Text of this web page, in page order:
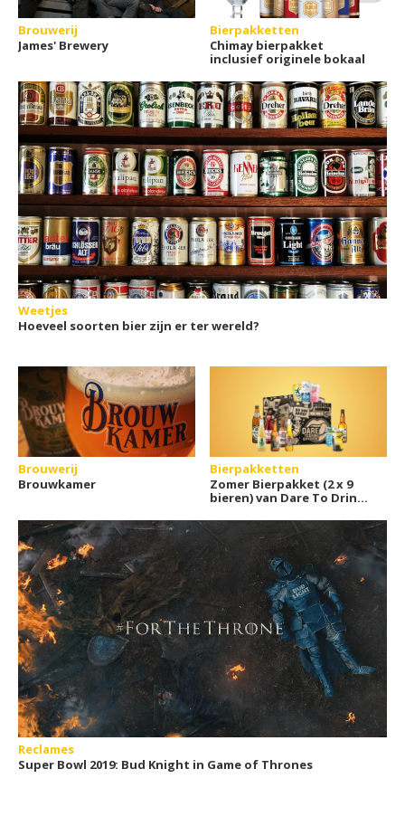
Brouwerij
James' Brewery
Bierpakketten
Chimay bierpakket
inclusief originele bokaal
Weetjes
Hoeveel soorten bier zijn er ter wereld?
Brouwerij
Brouwkamer
Bierpakketten
Zomer Bierpakket (2 x 9
bieren) van Dare To Drink
Reclames
Super Bowl 2019: Bud Knight in Game of Thrones